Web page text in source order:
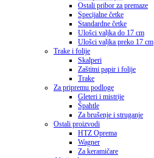
Ostali pribor za premaze
Specijalne četke
Standardne četke
Ulošci valjka do 17 cm
Ulošci valjka preko 17 cm
Trake i folije
Skalperi
Zaštitni papir i folije
Trake
Za pripremu podloge
Gleteri i mistrije
Špahtle
Za brušenje i struganje
Ostali proizvodi
HTZ Oprema
Wagner
Za keramičare